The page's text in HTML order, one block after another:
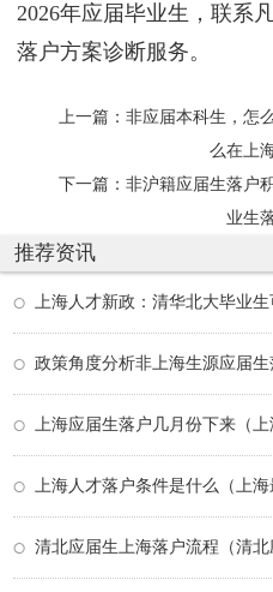
2026年应届毕业生，联系
落户方案诊断服务。
上一篇： 非应届本科生，怎
么在上
下一篇： 非沪籍应届生落户
业生
推荐资讯
上海应届生落户几月份下来（
上海人才落户条件是什么（上
清北应届生上海落户流程（清北